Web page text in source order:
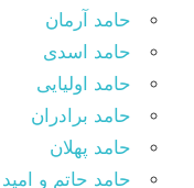
حامد آرمان
حامد اسدی
حامد اولیایی
حامد برادران
حامد پهلان
حامد حاتم و